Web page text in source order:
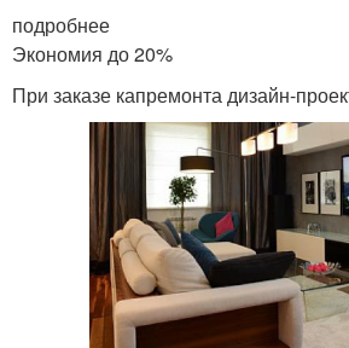
подробнее
Экономия до 20%
При заказе капремонта дизайн-